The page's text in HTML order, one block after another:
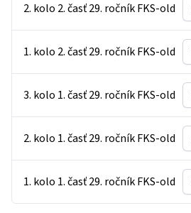
2. kolo 2. časť 29. ročník FKS-old
1. kolo 2. časť 29. ročník FKS-old
3. kolo 1. časť 29. ročník FKS-old
2. kolo 1. časť 29. ročník FKS-old
1. kolo 1. časť 29. ročník FKS-old